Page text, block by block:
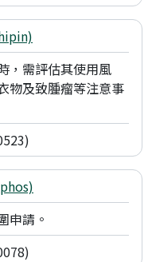
，需評估其使用風
物及致腫瘤等注意事
申請。